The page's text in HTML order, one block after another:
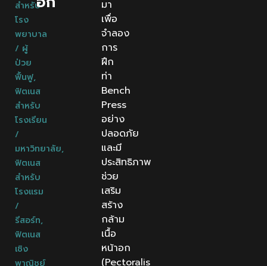
สำหรับ
โรง
พยาบาล
/ ผู้
ป่วย
ฟื้นฟู,
ฟิตเนส
สำหรับ
โรงเรียน
/
มหาวิทยาลัย,
ฟิตเนส
สำหรับ
โรงแรม
/
รีสอร์ท,
ฟิตเนส
เชิง
พาณิชย์
มา
เพื่อ
จำลอง
การ
ฝึก
ท่า
Bench
Press
อย่าง
ปลอดภัย
และมี
ประสิทธิภาพ
ช่วย
เสริม
สร้าง
กล้าม
เนื้อ
หน้าอก
(Pectoralis